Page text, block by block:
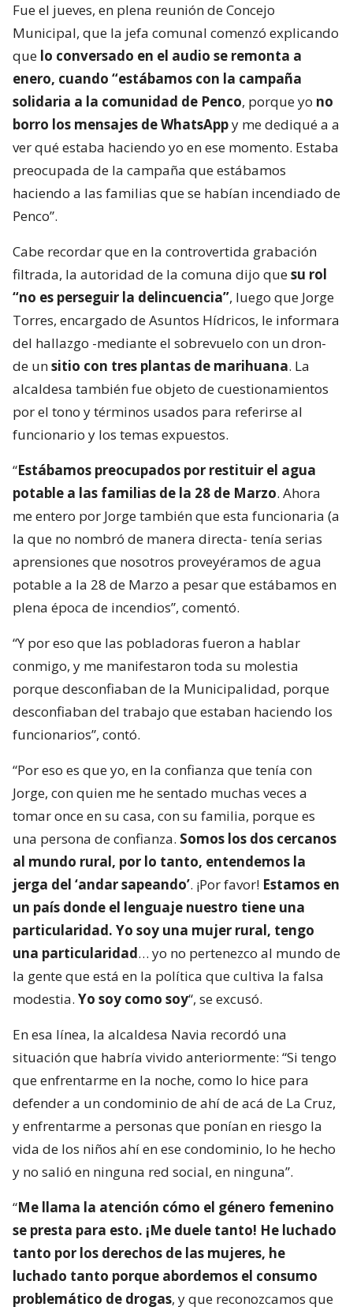
Fue el jueves, en plena reunión de Concejo
Municipal, que la jefa comunal comenzó explicando
que lo conversado en el audio se remonta a
enero, cuando “estábamos con la campaña
solidaria a la comunidad de Penco, porque yo no
borro los mensajes de WhatsAppy me dediqué a a
ver qué estaba haciendo yo en ese momento. Estaba
preocupada de la campaña que estábamos
haciendo a las familias que se habían incendiado de
Penco”.
Cabe recordar que en la controvertida grabación
filtrada, la autoridad de la comuna dijo quesu rol
“no es perseguir la delincuencia”, luego que Jorge
Torres, encargado de Asuntos Hídricos, le informara
del hallazgo -mediante el sobrevuelo con un dron-
de unsitio con tres plantas de marihuana. La
alcaldesa también fue objeto de cuestionamientos
por el tono y términos usados para referirse al
funcionario y los temas expuestos.
“Estábamos preocupados por restituir el agua
potable a las familias de la 28 de Marzo. Ahora
me entero por Jorge también que esta funcionaria (a
la que no nombró de manera directa- tenía serias
aprensiones que nosotros proveyéramos de agua
potable a la 28 de Marzo a pesar que estábamos en
plena época de incendios”, comentó.
“Y por eso que las pobladoras fueron a hablar
conmigo, y me manifestaron toda su molestia
porque desconfiaban de la Municipalidad, porque
desconfiaban del trabajo que estaban haciendo los
funcionarios”, contó.
“Por eso es que yo, en la confianza que tenía con
Jorge, con quien me he sentado muchas veces a
tomar once en su casa, con su familia, porque es
una persona de confianza. Somos los dos cercanos
al mundo rural, por lo tanto, entendemos la
jerga del ‘andar sapeando’. ¡Por favor! Estamos en
un país donde el lenguaje nuestro tiene una
particularidad. Yo soy una mujer rural, tengo
una particularidad… yo no pertenezco al mundo de
la gente que está en la política que cultiva la falsa
modestia. Yo soy como soy“, se excusó.
En esa línea, la alcaldesa Navia recordó una
situación que habría vivido anteriormente: “Si tengo
que enfrentarme en la noche, como lo hice para
defender a un condominio de ahí de acá de La Cruz,
y enfrentarme a personas que ponían en riesgo la
vida de los niños ahí en ese condominio, lo he hecho
y no salió en ninguna red social, en ninguna”.
“Me llama la atención cómo el género femenino
se presta para esto. ¡Me duele tanto! He luchado
tanto por los derechos de las mujeres, he
luchado tanto porque abordemos el consumo
problemático de drogas, y que reconozcamos que